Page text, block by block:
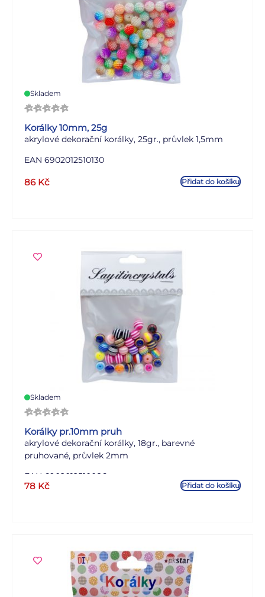
Skladem
Korálky 10mm, 25g
akrylové dekorační korálky, 25gr., průvlek 1,5mm
EAN 6902012510130
86 Kč Přidat do košíku
Skladem
Korálky pr.10mm pruh
akrylové dekorační korálky, 18gr., barevné
pruhované, průvlek 2mm
EAN 6902012510086
78 Kč Přidat do košíku